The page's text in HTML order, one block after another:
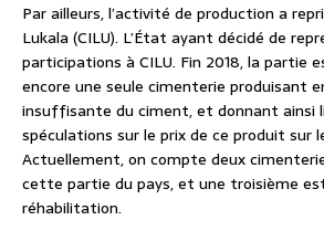
Par ailleurs, l’activité de production a
Lukala (CILU). L’État ayant décidé de
participations à CILU. Fin 2018, la partie
encore une seule cimenterie produisant
insuffisante du ciment, et donnant ainsi
spéculations sur le prix de ce produit sur
Actuellement, on compte deux
cette partie du pays, et une troisième
réhabilitation.